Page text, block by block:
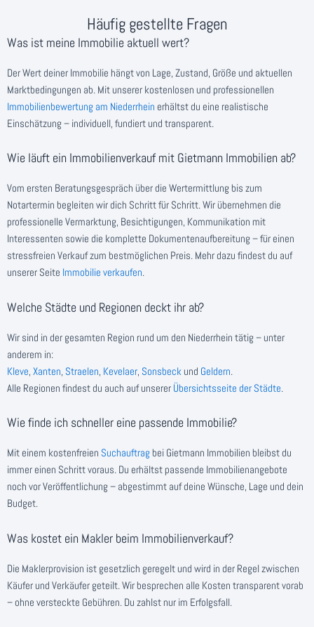
Häufig gestellte Fragen
Was ist meine Immobilie aktuell wert?
Der Wert deiner Immobilie hängt von Lage, Zustand, Größe und aktuellen
Marktbedingungen ab. Mit unserer kostenlosen und professionellen
Immobilienbewertung am Niederrhein erhältst du eine realistische
Einschätzung – individuell, fundiert und transparent.
Wie läuft ein Immobilienverkauf mit Gietmann Immobilien ab?
Vom ersten Beratungsgespräch über die Wertermittlung bis zum
Notartermin begleiten wir dich Schritt für Schritt. Wir übernehmen die
professionelle Vermarktung, Besichtigungen, Kommunikation mit
Interessenten sowie die komplette Dokumentenaufbereitung – für einen
stressfreien Verkauf zum bestmöglichen Preis. Mehr dazu findest du auf
unserer Seite Immobilie verkaufen.
Welche Städte und Regionen deckt ihr ab?
Wir sind in der gesamten Region rund um den Niederrhein tätig – unter
anderem in:
Kleve, Xanten, Straelen, Kevelaer, Sonsbeck und Geldern.
Alle Regionen findest du auch auf unserer Übersichtsseite der Städte.
Wie finde ich schneller eine passende Immobilie?
Mit einem kostenfreien Suchauftrag bei Gietmann Immobilien bleibst du
immer einen Schritt voraus. Du erhältst passende Immobilienangebote
noch vor Veröffentlichung – abgestimmt auf deine Wünsche, Lage und dein
Budget.
Was kostet ein Makler beim Immobilienverkauf?
Die Maklerprovision ist gesetzlich geregelt und wird in der Regel zwischen
Käufer und Verkäufer geteilt. Wir besprechen alle Kosten transparent vorab
– ohne versteckte Gebühren. Du zahlst nur im Erfolgsfall.